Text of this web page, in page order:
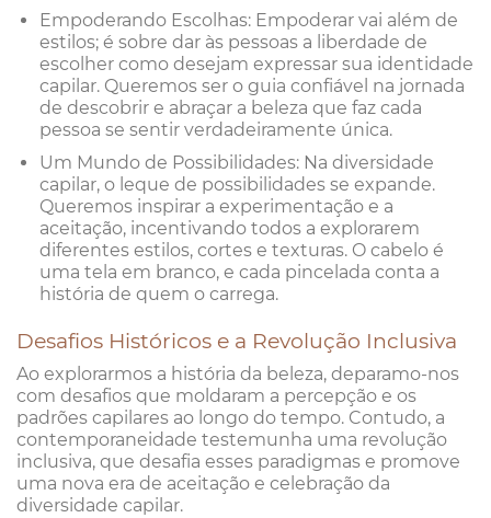
Empoderando Escolhas: Empoderar vai além de
estilos; é sobre dar às pessoas a liberdade de
escolher como desejam expressar sua identidade
capilar. Queremos ser o guia confiável na jornada
de descobrir e abraçar a beleza que faz cada
pessoa se sentir verdadeiramente única.
Um Mundo de Possibilidades: Na diversidade
capilar, o leque de possibilidades se expande.
Queremos inspirar a experimentação e a
aceitação, incentivando todos a explorarem
diferentes estilos, cortes e texturas. O cabelo é
uma tela em branco, e cada pincelada conta a
história de quem o carrega.
Desafios Históricos e a Revolução Inclusiva
Ao explorarmos a história da beleza, deparamo-nos
com desafios que moldaram a percepção e os
padrões capilares ao longo do tempo. Contudo, a
contemporaneidade testemunha uma revolução
inclusiva, que desafia esses paradigmas e promove
uma nova era de aceitação e celebração da
diversidade capilar.